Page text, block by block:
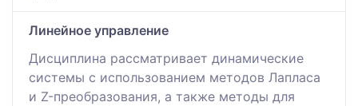
Линейное управление
Дисциплина рассматривает динамические
системы с использованием методов Лапласа
и Z-преобразования, а также методы для